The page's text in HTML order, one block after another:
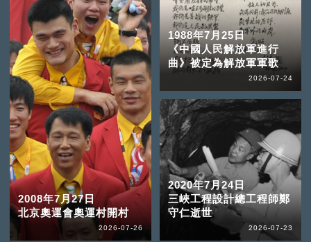
2008年7月27日
北京奧運會奧運村開村
2026-07-26
1988年7月25日
《中國人民解放軍進行
曲》被定為解放軍軍歌
2026-07-24
2020年7月24日
三峽工程設計總工程師鄭
守仁逝世
2026-07-23